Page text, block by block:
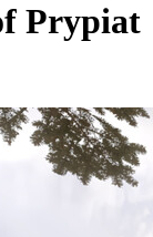
Prypiat